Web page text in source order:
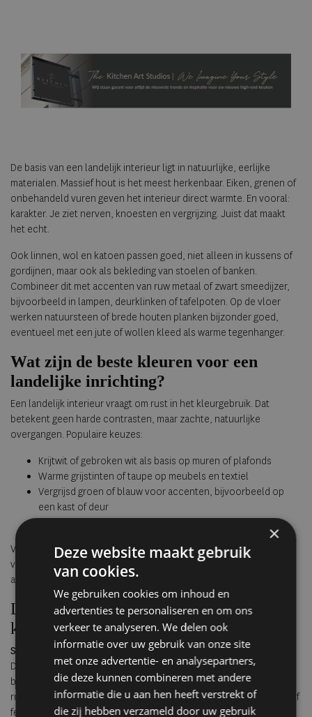
De basis van een landelijk interieur ligt in natuurlijke, eerlijke
materialen. Massief hout is het meest herkenbaar. Eiken, grenen of
onbehandeld vuren geven het interieur direct warmte. En vooral:
karakter. Je ziet nerven, knoesten en vergrijzing. Juist dat maakt
het echt.
Ook linnen, wol en katoen passen goed, niet alleen in kussens of
gordijnen, maar ook als bekleding van stoelen of banken.
Combineer dit met accenten van ruw metaal of zwart smeedijzer,
bijvoorbeeld in lampen, deurklinken of tafelpoten. Op de vloer
werken natuursteen of brede houten planken bijzonder goed,
eventueel met een jute of wollen kleed als warme tegenhanger.
Wat zijn de beste kleuren voor een
landelijke inrichting?
Een landelijk interieur vraagt om rust in het kleurgebruik. Dat
betekent geen harde contrasten, maar zachte, natuurlijke
overgangen. Populaire keuzes:
Krijtwit of gebroken wit als basis op muren of plafonds
Warme grijstinten of taupe op meubels en textiel
Vergrijsd groen of blauw voor accenten, bijvoorbeeld op
een kast of deur
Verf met een matte of kalkachtige afwerking versterkt het karakter
van de ruimte. Vermijd hoogglans of gladde lakken. Die doen
afbreuk aan de ingetogen sfeer.
Landelijke woonstijl in verschillende
kamers
Slaapkamer
De slaapkamer in landelijke stijl is sober, maar niet kil. Een houten
bedframe, linnen beddengoed en een zachte plaid zorgen voor
rust. Kies voor natuurlijke materialen, geen synthetische stoffen of
felle kleuren. Verlichting mag gedimd zijn; een hanglamp van
×
Deze website maakt gebruik
van cookies.
We gebruiken cookies om inhoud en
advertenties te personaliseren en om ons
verkeer te analyseren. We delen ook
informatie over uw gebruik van onze site
met onze advertentie- en analysepartners,
die deze kunnen combineren met andere
informatie die u aan hen heeft verstrekt of
die zij hebben verzameld door uw gebruik